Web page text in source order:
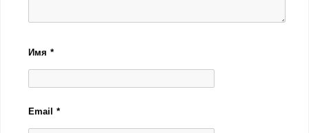
Имя*
Email*